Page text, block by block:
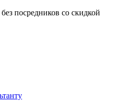
посредников со скидкой